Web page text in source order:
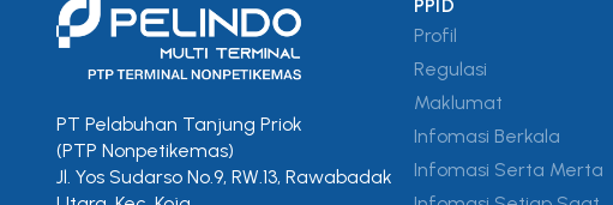
PT Pelabuhan Tanjung Priok
(PTP Nonpetikemas)
Jl. Yos Sudarso No.9, RW.13, Rawabadak
PPID
Profil
Regulasi
Maklumat
Infomasi Berkala
Infomasi Serta Merta